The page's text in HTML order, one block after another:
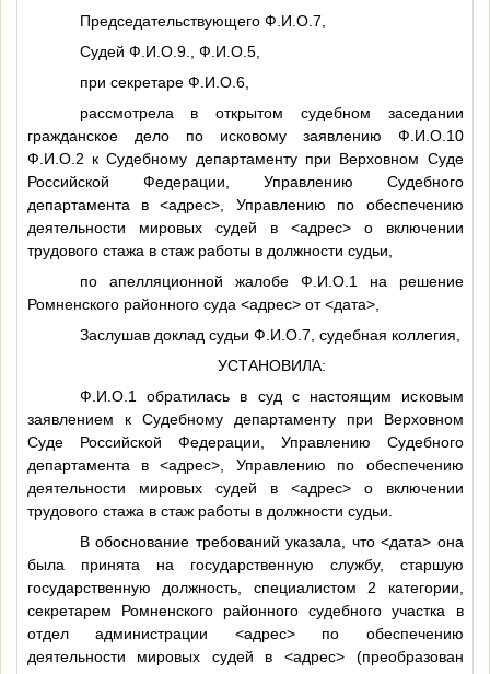
Председательствующего Ф.И.О.7
Судей Ф.И.О.9., Ф.И.О.5,
при секретаре Ф.И.О.6,
рассмотрела в открытом судебном заседании
гражданское дело по исковому заявлению Ф.И.О.10
Ф.И.О.2 к Судебному департаменту при Верховном Суде
Российской Федерации, Управлению Судебного
департамента в<адрес> , Управлению по обеспечению
деятельности мировых судей в <адрес>о включении
трудового стажа в стаж работы в должности судьи,
по апелляционной жалобе Ф.И.О.1
на решение
Ромненского районного суда <адрес>от<дата>,
Заслушав доклад судьи Ф.И.О.7 , судебная коллегия,
УСТАНОВИЛА:
Ф.И.О.1
обратилась в суд с настоящим исковым
заявлением к Судебному департаменту при Верховном
Суде Российской Федерации, Управлению Судебного
департамента в<адрес> , Управлению по обеспечению
деятельности мировых судей в <адрес>о включении
трудового стажа в стаж работы в должности судьи.
В обоснование требований указала, что <дата> она
была принята на государственную службу, старшую
государственную должность, специалистом 2 категории,
секретарем Ромненского районного судебного участка в
отдел администрации <адрес>по обеспечению
деятельности мировых судей в <адрес>(преобразован